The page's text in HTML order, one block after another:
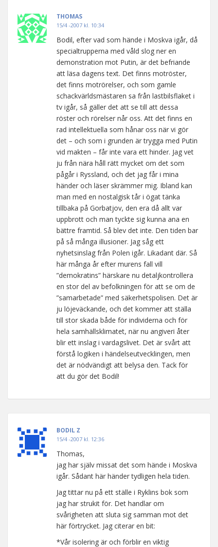
THOMAS
15/4 -2007 kl. 10:34
Bodil, efter vad som hände i Moskva igår, då
specialtrupperna med våld slog ner en
demonstration mot Putin, är det befriande
att läsa dagens text. Det finns motröster,
det finns motrörelser, och som gamle
schackvärldsmästaren sa från lastbilsflaket i
tv igår, så gäller det att se till att dessa
röster och rörelser når oss. Att det finns en
rad intellektuella som hånar oss när vi gör
det – och som i grunden är trygga med Putin
vid makten – får inte vara ett hinder. Jag vet
ju från nära håll rätt mycket om det som
pågår i Ryssland, och det jag får i mina
händer och läser skrämmer mig. Ibland kan
man med en nostalgisk tår i ögat tänka
tillbaka på Gorbatjov, den era då allt var
uppbrott och man tyckte sig kunna ana en
bättre framtid. Så blev det inte. Den tiden bar
på så många illusioner. Jag såg ett
nyhetsinslag från Polen igår. Likadant där. Så
här många år efter murens fall vill
”demokratins” härskare nu detaljkontrollera
en stor del av befolkningen för att se om de
”samarbetade” med säkerhetspolisen. Det är
ju löjeväckande, och det kommer att ställa
till stor skada både för individerna och för
hela samhällsklimatet, när nu angiveri åter
blir ett inslag i vardagslivet. Det är svårt att
förstå logiken i händelseutvecklingen, men
det är nödvändigt att belysa den. Tack för
att du gör det Bodil!
BODIL Z
15/4 -2007 kl. 12:36
Thomas,
jag har själv missat det som hände i Moskva
igår. Sådant här händer tydligen hela tiden.
Jag tittar nu på ett ställe i Ryklins bok som
jag har strukit för. Det handlar om
svårigheten att sluta sig samman mot det
här förtrycket. Jag citerar en bit:
*Vår isolering är och förblir en viktig